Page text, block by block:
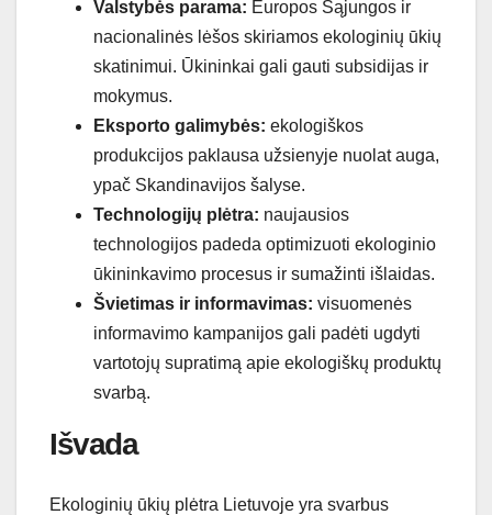
Valstybės parama: Europos Sąjungos ir
nacionalinės lėšos skiriamos ekologinių ūkių
skatinimui. Ūkininkai gali gauti subsidijas ir
mokymus.
Eksporto galimybės: ekologiškos
produkcijos paklausa užsienyje nuolat auga,
ypač Skandinavijos šalyse.
Technologijų plėtra: naujausios
technologijos padeda optimizuoti ekologinio
ūkininkavimo procesus ir sumažinti išlaidas.
Švietimas ir informavimas: visuomenės
informavimo kampanijos gali padėti ugdyti
vartotojų supratimą apie ekologiškų produktų
svarbą.
Išvada
Ekologinių ūkių plėtra Lietuvoje yra svarbus